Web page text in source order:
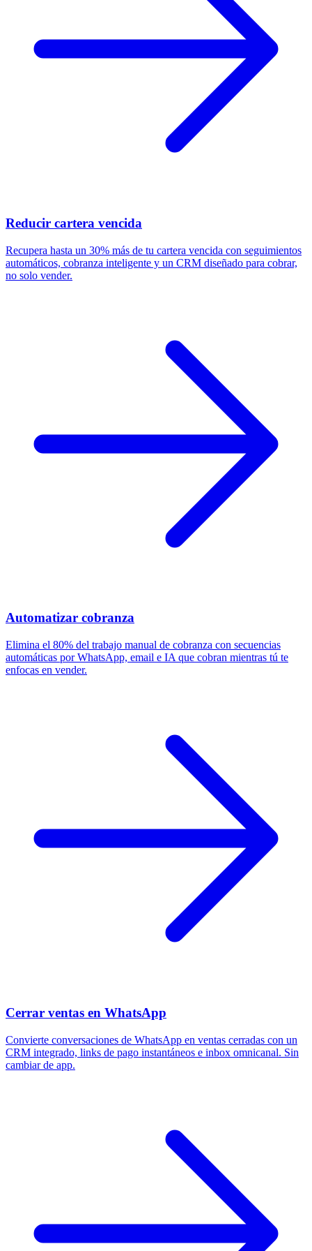
Reducir cartera vencida
Recupera hasta un 30% más de tu cartera vencida con seguimientos
automáticos, cobranza inteligente y un CRM diseñado para cobrar,
no solo vender.
Automatizar cobranza
Elimina el 80% del trabajo manual de cobranza con secuencias
automáticas por WhatsApp, email e IA que cobran mientras tú te
enfocas en vender.
Cerrar ventas en WhatsApp
Convierte conversaciones de WhatsApp en ventas cerradas con un
CRM integrado, links de pago instantáneos e inbox omnicanal. Sin
cambiar de app.